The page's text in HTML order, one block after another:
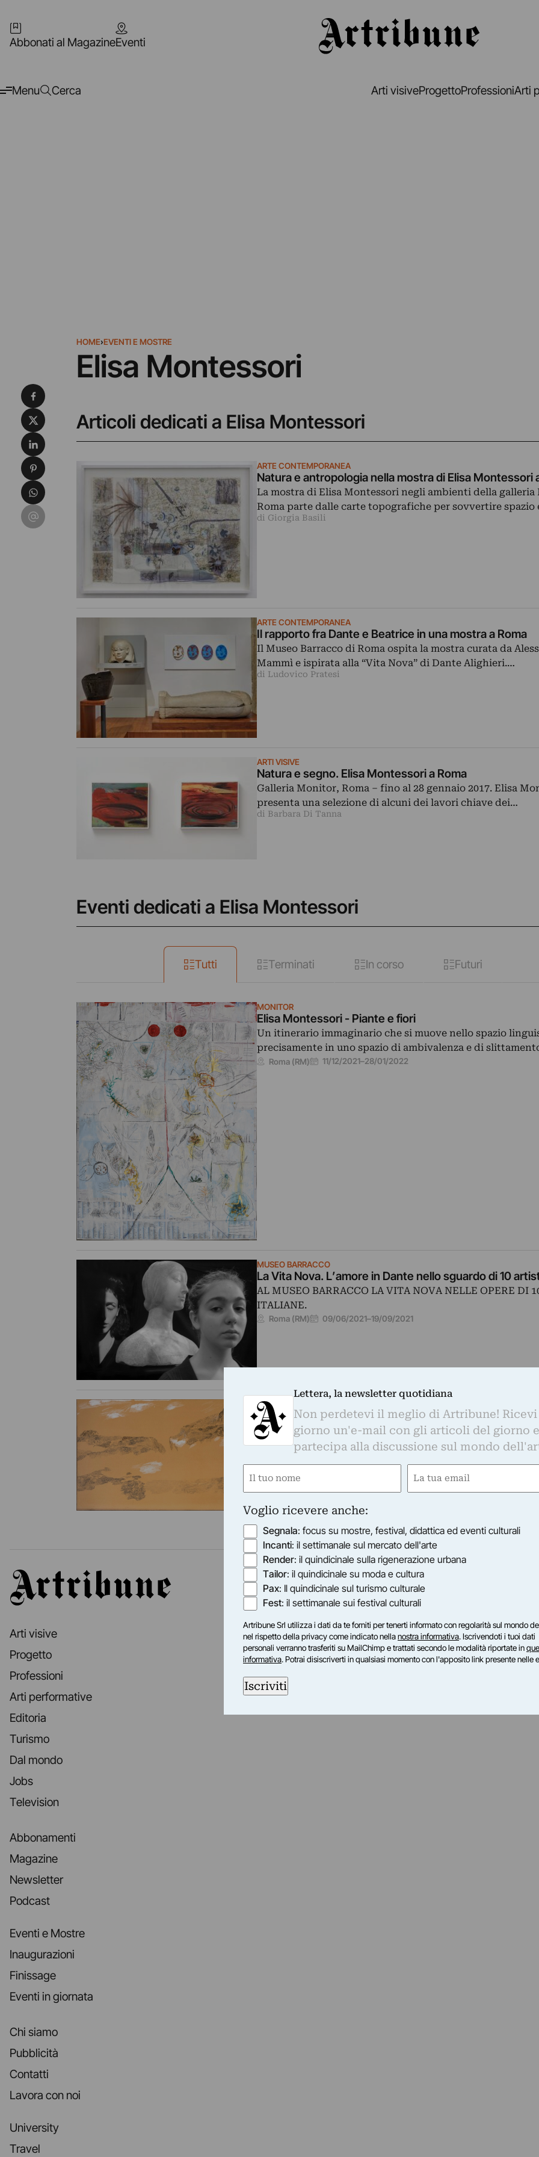
Abbonati al MagazineEventi
Menu Cerca Arti visiveProgettoProfessioniArti
HOME›EVENTI E MOSTRE
Elisa Montessori
Articoli dedicati a Elisa Montessori
ARTE CONTEMPORANEA
Natura e antropologia nella mostra di Elisa Montessori
La mostra di Elisa Montessori negli ambienti della galleria
Roma parte dalle carte topografiche per sovvertire spazio
di Giorgia Basili
ARTE CONTEMPORANEA
Il rapporto fra Dante e Beatrice in una mostra a Roma
Il Museo Barracco di Roma ospita la mostra curata da
Mammì e ispirata alla “Vita Nova” di Dante Alighieri.…
di Ludovico Pratesi
ARTI VISIVE
Natura e segno. Elisa Montessori a Roma
Galleria Monitor, Roma – fino al 28 gennaio 2017. Elisa
presenta una selezione di alcuni dei lavori chiave dei…
di Barbara Di Tanna
Eventi dedicati a Elisa Montessori
Tutti Terminati In corso Futuri
MONITOR
Elisa Montessori - Piante e fiori
Un itinerario immaginario che si muove nello spazio
precisamente in uno spazio di ambivalenza e di
Roma (RM) 11/12/2021–28/01/2022
MUSEO BARRACCO
La Vita Nova. L’amore in Dante nello sguardo di 10
AL MUSEO BARRACCO LA VITA NOVA NELLE OPERE DI
ITALIANE.
Roma (RM) 09/06/2021–19/09/2021
MONITOR
Elisa Montessori
La mostra, che segna il debutto della collaborazione
la galleria, mira ad investigare la ricerca della Montessori
Condividi su Facebook
Condividi su X
Condividi su LinkedIn
Condividi su Pinterest
Condividi su WhatsApp
Condividi su Email
Artribune
Arti visive
Progetto
Professioni
Arti performative
Editoria
Turismo
Dal mondo
Jobs
Television
Abbonamenti
Magazine
Newsletter
Podcast
Eventi e Mostre
Inaugurazioni
Finissage
Eventi in giornata
Chi siamo
Pubblicità
Contatti
Lavora con noi
University
Travel
Lettera, la newsletter quotidiana
Non perdetevi il meglio di Artribune! Ricevi
giorno un'e-mail con gli articoli del giorno e
partecipa alla discussione sul mondo
Nome
Email
Voglio ricevere anche:
Segnala: focus su mostre, festival, didattica ed eventi culturali
Incanti: il settimanale sul mercato dell'arte
Render: il quindicinale sulla rigenerazione urbana
Tailor: il quindicinale su moda e cultura
Pax: Il quindicinale sul turismo culturale
Fest: il settimanale sui festival culturali
Artribune Srl utilizza i dati da te forniti per tenerti informato con regolarità sul mondo
nel rispetto della privacy come indicato nellanostra informativa. Iscrivendoti i tuoi dati
personali verranno trasferiti su MailChimp e trattati secondo le modalità riportate in
informativa. Potrai disiscriverti in qualsiasi momento con l'apposito link presente nelle
Iscriviti